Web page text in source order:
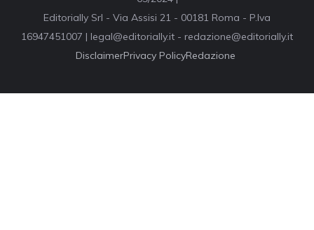
Editorially Srl - Via Assisi 21 - 00181 Roma - P.Iva
16947451007 | legal@editorially.it - redazione@editorially.it
DisclaimerPrivacy PolicyRedazione